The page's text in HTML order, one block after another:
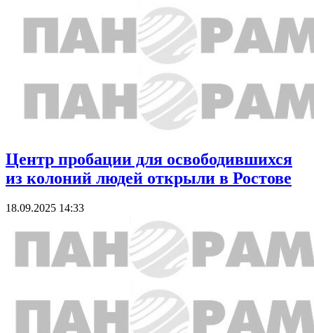
Центр пробации для освободившихся
из колоний людей открыли в Ростове
18.09.2025 14:33